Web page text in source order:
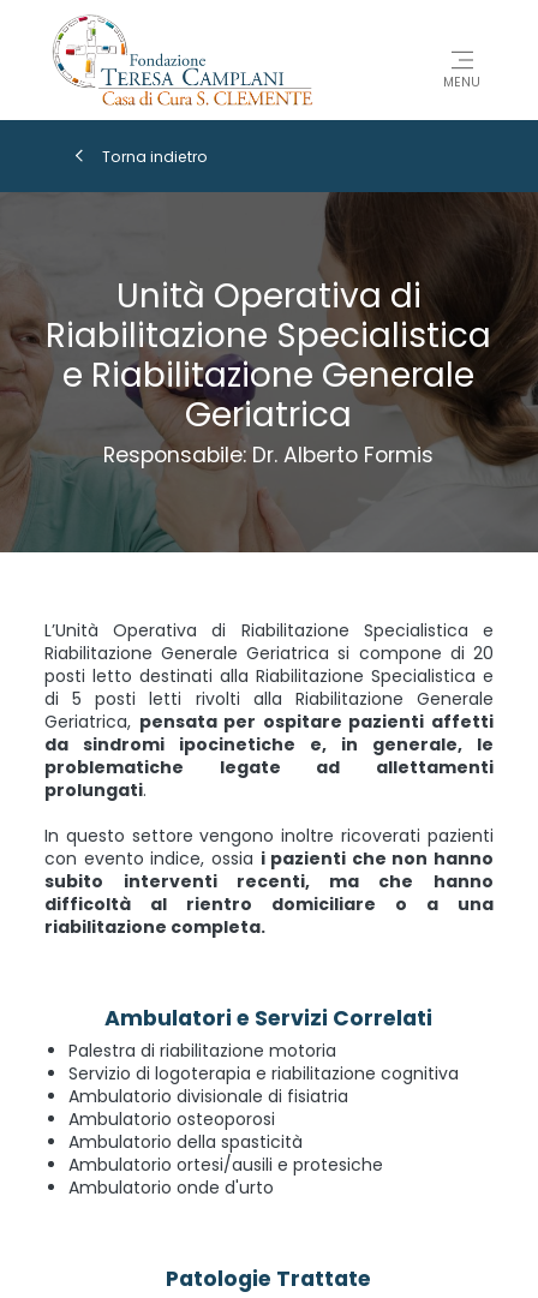
MENU
Torna indietro
Unità Operativa di
Riabilitazione Specialistica
e Riabilitazione Generale
Geriatrica
Responsabile: Dr. Alberto Formis
L’Unità Operativa di Riabilitazione Specialistica e
Riabilitazione Generale Geriatrica si compone di 20
posti letto destinati alla Riabilitazione Specialistica e
di 5 posti letti rivolti alla Riabilitazione Generale
Geriatrica, pensata per ospitare pazienti affetti
da sindromi ipocinetiche e, in generale, le
problematiche legate ad allettamenti
prolungati.
In questo settore vengono inoltre ricoverati pazienti
con evento indice, ossia i pazienti che non hanno
subito interventi recenti, ma che hanno
difficoltà al rientro domiciliare o a una
riabilitazione completa.
Ambulatori e Servizi Correlati
Palestra di riabilitazione motoria
Servizio di logoterapia e riabilitazione cognitiva
Ambulatorio divisionale di fisiatria
Ambulatorio osteoporosi
Ambulatorio della spasticità
Ambulatorio ortesi/ausili e protesiche
Ambulatorio onde d'urto
Patologie Trattate